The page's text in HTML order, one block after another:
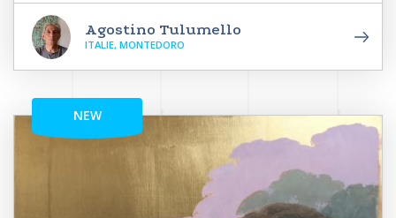
Agostino Tulumello
ITALIE, MONTEDORO
NEW